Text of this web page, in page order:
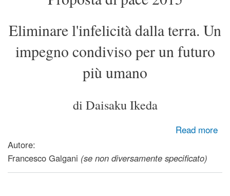
Eliminare l'infelicità dalla terra. Un
impegno condiviso per un futuro
più umano
di Daisaku Ikeda
Read more
about Proposta di Pace 2015 - Eliminare l'infelicità dalla
terra. Un impegno condiviso per un futuro più umano
Autore:
Francesco Galgani (se non diversamente specificato)